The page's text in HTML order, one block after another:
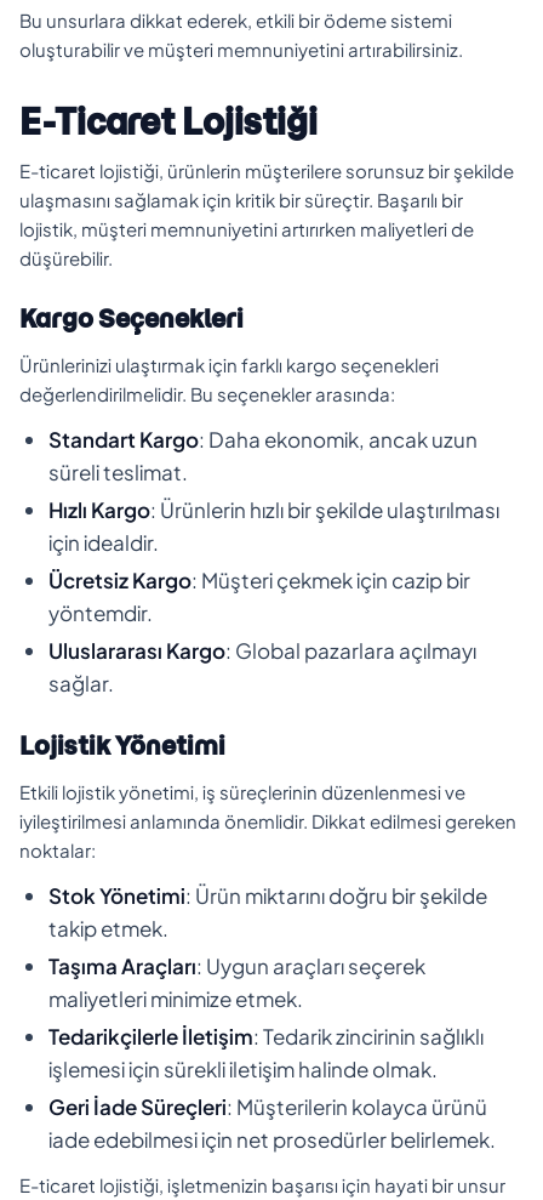
Bu unsurlara dikkat ederek, etkili bir ödeme sistemi
oluşturabilir ve müşteri memnuniyetini artırabilirsiniz.
E-Ticaret Lojistiği
E-ticaret lojistiği, ürünlerin müşterilere sorunsuz bir şekilde
ulaşmasını sağlamak için kritik bir süreçtir. Başarılı bir
lojistik, müşteri memnuniyetini artırırken maliyetleri de
düşürebilir.
Kargo Seçenekleri
Ürünlerinizi ulaştırmak için farklı kargo seçenekleri
değerlendirilmelidir. Bu seçenekler arasında:
Standart Kargo: Daha ekonomik, ancak uzun
süreli teslimat.
Hızlı Kargo: Ürünlerin hızlı bir şekilde ulaştırılması
için idealdir.
Ücretsiz Kargo: Müşteri çekmek için cazip bir
yöntemdir.
Uluslararası Kargo: Global pazarlara açılmayı
sağlar.
Lojistik Yönetimi
Etkili lojistik yönetimi, iş süreçlerinin düzenlenmesi ve
iyileştirilmesi anlamında önemlidir. Dikkat edilmesi gereken
noktalar:
Stok Yönetimi: Ürün miktarını doğru bir şekilde
takip etmek.
Taşıma Araçları: Uygun araçları seçerek
maliyetleri minimize etmek.
Tedarikçilerle İletişim: Tedarik zincirinin sağlıklı
işlemesi için sürekli iletişim halinde olmak.
Geri İade Süreçleri: Müşterilerin kolayca ürünü
iade edebilmesi için net prosedürler belirlemek.
E-ticaret lojistiği, işletmenizin başarısı için hayati bir unsur